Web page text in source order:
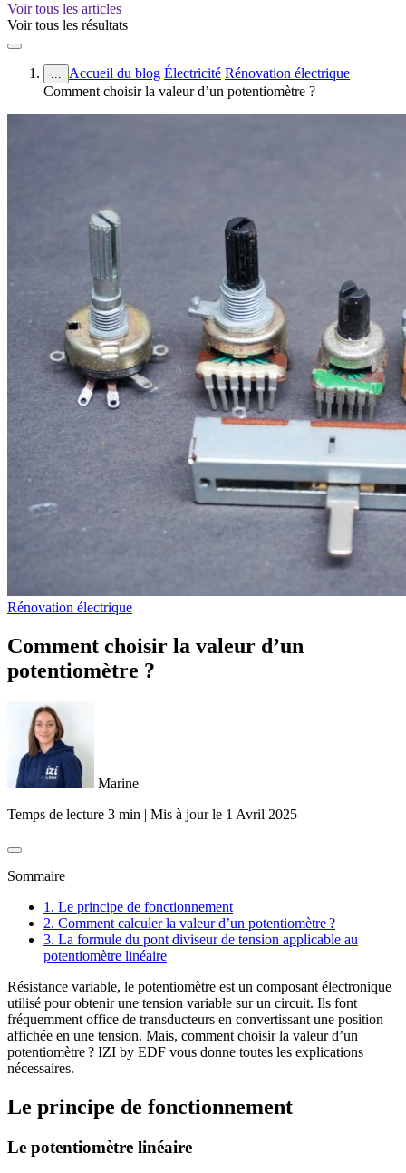
Voir tous les articles
Voir tous les résultats
... Accueil du blog Électricité Rénovation électrique
Comment choisir la valeur d’un potentiomètre ?
Rénovation électrique
Comment choisir la valeur d’un
potentiomètre ?
Marine
Temps de lecture 3 min | Mis à jour le 1 Avril 2025
Sommaire
1. Le principe de fonctionnement
2. Comment calculer la valeur d’un potentiomètre ?
3. La formule du pont diviseur de tension applicable au
potentiomètre linéaire
Résistance variable, le potentiomètre est un composant électronique
utilisé pour obtenir une tension variable sur un circuit. Ils font
fréquemment office de transducteurs en convertissant une position
affichée en une tension. Mais, comment choisir la valeur d’un
potentiomètre ? IZI by EDF vous donne toutes les explications
nécessaires.
Le principe de fonctionnement
Le potentiomètre linéaire